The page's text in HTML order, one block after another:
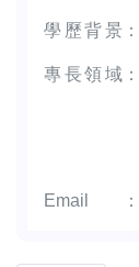
學歷背景 ：
專長領域 ：
Email ：